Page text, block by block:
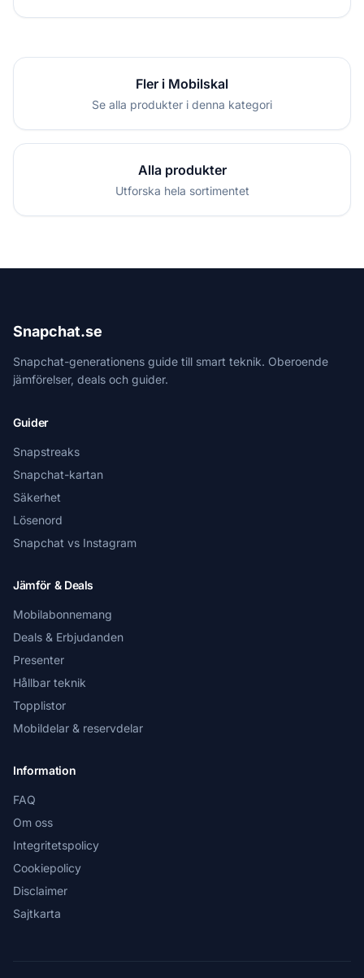
Fler i Mobilskal
Se alla produkter i denna kategori
Alla produkter
Utforska hela sortimentet
Snapchat.se
Snapchat-generationens guide till smart teknik. Oberoende
jämförelser, deals och guider.
Guider
Snapstreaks
Snapchat-kartan
Säkerhet
Lösenord
Snapchat vs Instagram
Jämför & Deals
Mobilabonnemang
Deals & Erbjudanden
Presenter
Hållbar teknik
Topplistor
Mobildelar & reservdelar
Information
FAQ
Om oss
Integritetspolicy
Cookiepolicy
Disclaimer
Sajtkarta